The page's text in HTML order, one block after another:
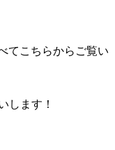
てこちらからご覧い
します！